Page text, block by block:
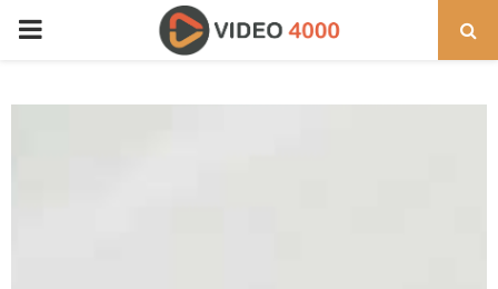
PRIMARY